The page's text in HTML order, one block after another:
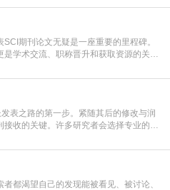
(如【家电补贴1637】、【国补立省
示为准)进入补贴专场。淘宝/天猫也可
期刊论文无疑是一座重要的里程碑。
学术交流、职称晋升和获取资源的关键
步都需要精心的策略与扎实的工作。本
发SCI文章”。一、精准定位是成功的第
表之路的第一步。紧随其后的修改与润
收的关键。许多研究者会选择专业的语
理解。如何系统、高效地打磨自己的论
期刊的要求，是每位研究者值得投入学
就为大家介
都渴望自己的发现能被看见、被讨论、